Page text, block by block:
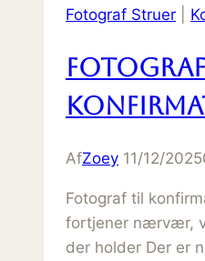
Fotograf Struer
AfZoey 11/12/2025
Fotograf til
fortjener nærvær,
der holder Der er